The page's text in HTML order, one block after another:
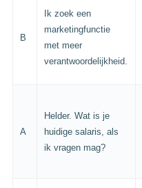
B
Ik zoek een
marketingfunctie
met meer
verantwoordelijkheid.
A
Helder. Wat is je
huidige salaris, als
ik vragen mag?